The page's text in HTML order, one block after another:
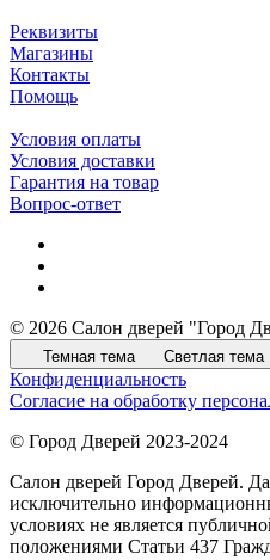
Реквизиты
Магазины
Контакты
Помощь
Условия оплаты
Условия доставки
Гарантия на товар
Вопрос-ответ
© 2026 Салон дверей "Город
Темная тема Светлая тема
Конфиденциальность
Согласие на обработку
© Город Дверей 2023-2024
Салон дверей Город Дверей.
исключительно
условиях не является
положениями Статьи 437